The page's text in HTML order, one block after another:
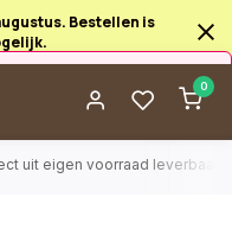
Bestellen is
0
uit eigen voorraad leverbaar